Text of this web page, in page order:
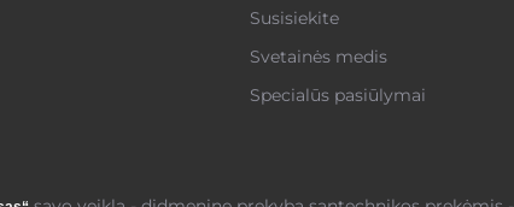
Susisiekite
Svetainės medis
Specialūs pasiūlymai